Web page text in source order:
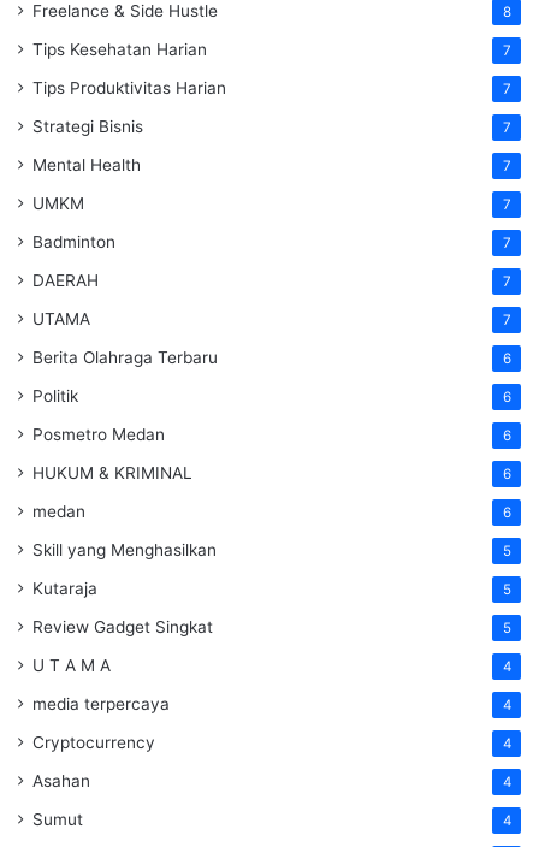
Freelance & Side Hustle 8
Tips Kesehatan Harian 7
Tips Produktivitas Harian 7
Strategi Bisnis 7
Mental Health 7
UMKM 7
Badminton 7
DAERAH 7
UTAMA 7
Berita Olahraga Terbaru 6
Politik 6
Posmetro Medan 6
HUKUM & KRIMINAL 6
medan 6
Skill yang Menghasilkan 5
Kutaraja 5
Review Gadget Singkat 5
U T A M A 4
media terpercaya 4
Cryptocurrency 4
Asahan 4
Sumut 4